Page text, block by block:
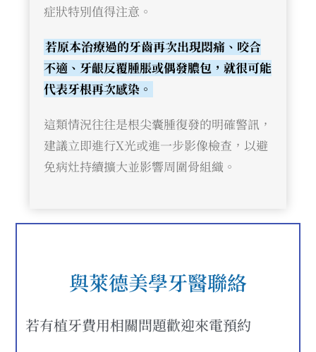
症狀特別值得注意。
若原本治療過的牙齒再次出現悶痛、咬合
不適、牙齦反覆腫脹或偶發膿包，就很可能
代表牙根再次感染。
這類情況往往是根尖囊腫復發的明確警訊，
建議立即進行X光或進一步影像檢查，以避
免病灶持續擴大並影響周圍骨組織。
與萊德美學牙醫聯絡
若有植牙費用相關問題歡迎來電預約